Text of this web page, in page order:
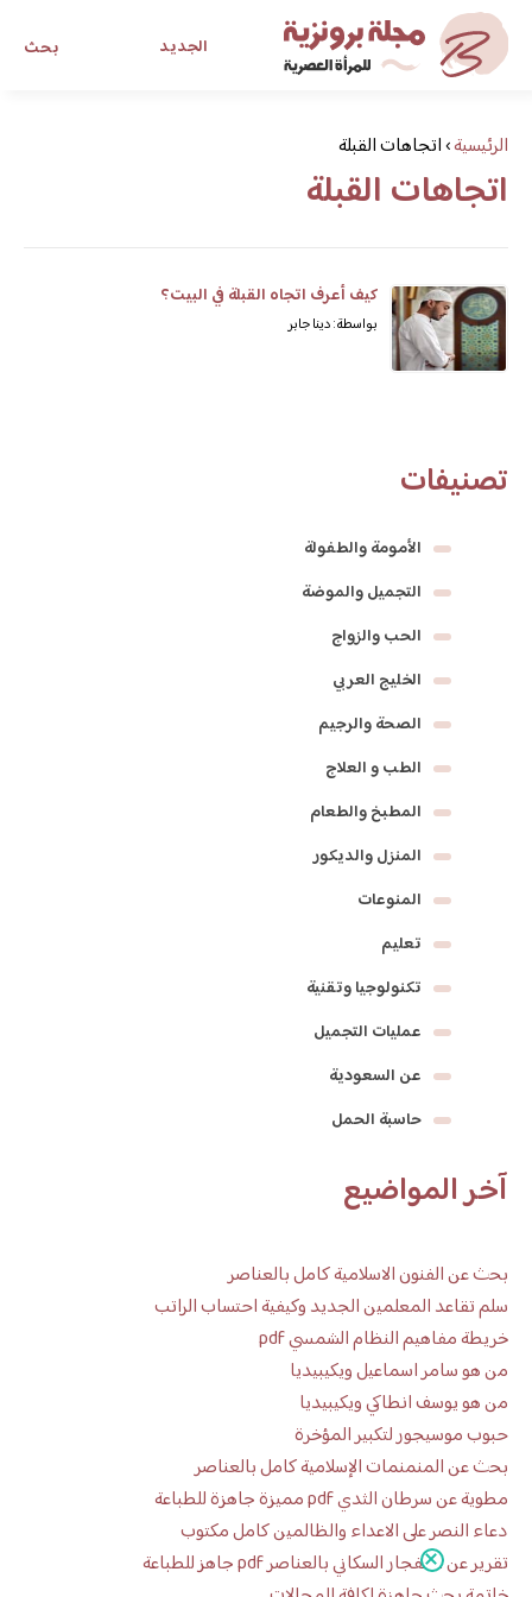
بحث الجديد
مجلة برونزية للفتاة العصريةالرئيسية›اتجاهات القبلة
اتجاهات القبلة
كيف أعرف اتجاه القبلة في البيت؟
بواسطة: دينا جابر
تصنيفات
الأمومة والطفولة
التجميل والموضة
الحب والزواج
الخليج العربي
الصحة والرجيم
الطب و العلاج
المطبخ والطعام
المنزل والديكور
المنوعات
تعليم
تكنولوجيا وتقنية
عمليات التجميل
عن السعودية
حاسبة الحمل
آخر المواضيع
بحث عن الفنون الاسلامية كامل بالعناصر
سلم تقاعد المعلمين الجديد وكيفية احتساب الراتب
خريطة مفاهيم النظام الشمسي pdf
من هو سامر اسماعيل ويكيبيديا
من هو يوسف انطاكي ويكيبيديا
حبوب موسيجور لتكبير المؤخرة
بحث عن المنمنمات الإسلامية كامل بالعناصر
مطوية عن سرطان الثدي pdf مميزة جاهزة للطباعة
دعاء النصر على الاعداء والظالمين كامل مكتوب
تقرير عن الانفجار السكاني بالعناصر pdf جاهز للطباعة